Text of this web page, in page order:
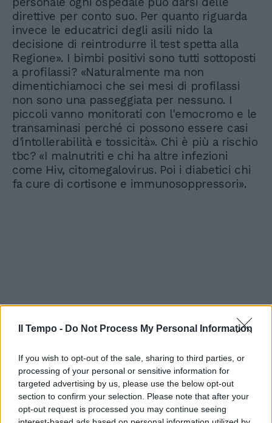
Il Tempo - Do Not Process My Personal Information
If you wish to opt-out of the sale, sharing to third parties, or
processing of your personal or sensitive information for
targeted advertising by us, please use the below opt-out
section to confirm your selection. Please note that after your
opt-out request is processed you may continue seeing
direttive per conto suo. Per quanto riguarda
invece le educatrici degli asili nido la
decisione di reintrodurre il test spetta alla
Regione». I bimbi positivi sono tutti sottoposti
a profilassi? «Naturalmente ma non
dimentichiamoci che sei mesi di profilassi
non sono una passeggiata per nessuno. I
piccoli vanno monitorati con l'emocromo e le
transaminasi perché ci possono essere casi
d'intollerabilità e tossicità». Chi è più a rischio
tbc? «I malnutriti e chi ha altre infezioni
come Hiv, citomegalovirus. Poi i diabetici chi
fa cure di cortisone e immunosoppressori».